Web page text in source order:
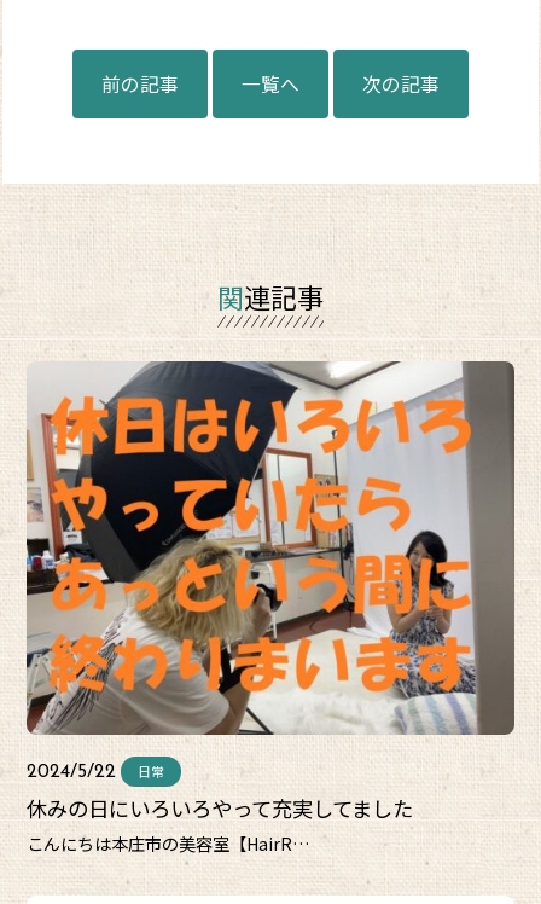
前の記事 一覧へ 次の記事
関連記事
2024/5/22 日常
休みの日にいろいろやって充実してました
こんにちは本庄市の美容室【HairR…